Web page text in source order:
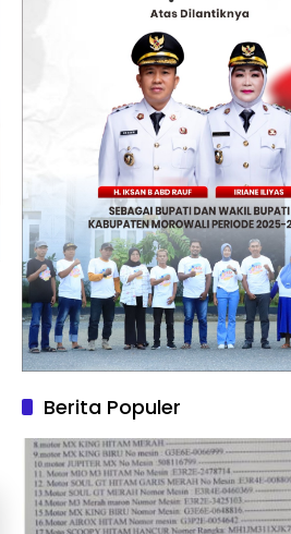
Berita Populer